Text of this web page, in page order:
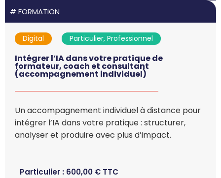
# FORMATION
Digital Particulier, Professionnel
Intégrer l’IA dans votre pratique de
formateur, coach et consultant
(accompagnement individuel)
Un accompagnement individuel à distance pour
intégrer l’IA dans votre pratique : structurer,
analyser et produire avec plus d’impact.
Particulier : 600,00 € TTC